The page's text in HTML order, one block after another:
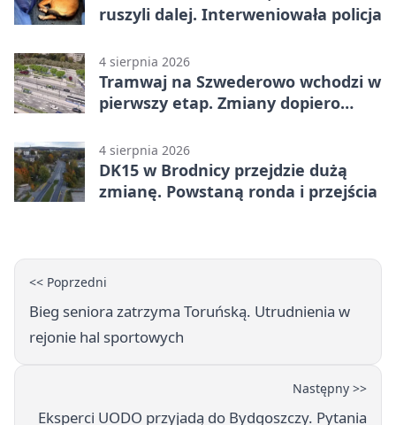
ruszyli dalej. Interweniowała policja
4 sierpnia 2026
Tramwaj na Szwederowo wchodzi w
pierwszy etap. Zmiany dopiero
4 sierpnia 2026
DK15 w Brodnicy przejdzie dużą
zmianę. Powstaną ronda i przejścia
<< Poprzedni
Bieg seniora zatrzyma Toruńską. Utrudnienia w
rejonie hal sportowych
Następny >>
Eksperci UODO przyjadą do Bydgoszczy. Pytania